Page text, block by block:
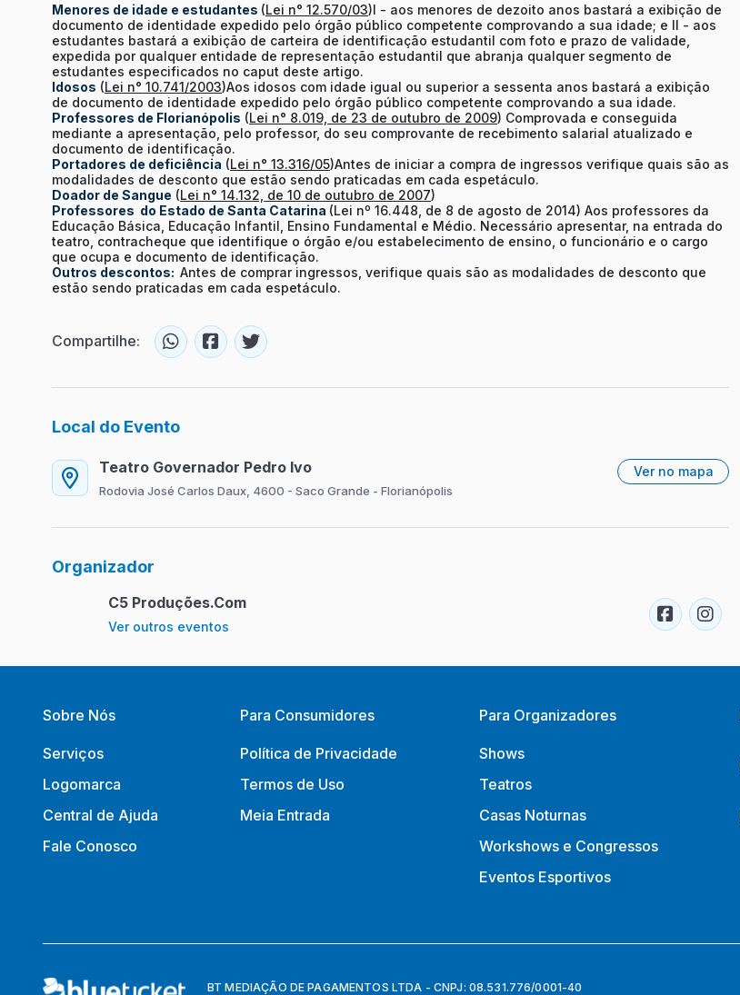
Menores de idade e estudantes (Lei n° 12.570/03)I - aos menores de dezoito anos bastará a exibição de
documento de identidade expedido pelo órgão público competente comprovando a sua idade; e II - aos
estudantes bastará a exibição de carteira de identificação estudantil com foto e prazo de validade,
expedida por qualquer entidade de representação estudantil que abranja qualquer segmento de
estudantes especificados no caput deste artigo.
Idosos (Lei n° 10.741/2003)Aos idosos com idade igual ou superior a sessenta anos bastará a exibição
de documento de identidade expedido pelo órgão público competente comprovando a sua idade.
Professores de Florianópolis (Lei n° 8.019, de 23 de outubro de 2009) Comprovada e conseguida
mediante a apresentação, pelo professor, do seu comprovante de recebimento salarial atualizado e
documento de identificação.
Portadores de deficiência (Lei n° 13.316/05)Antes de iniciar a compra de ingressos verifique quais são as
modalidades de desconto que estão sendo praticadas em cada espetáculo.
Doador de Sangue (Lei n° 14.132, de 10 de outubro de 2007)
Professores do Estado de Santa Catarina (Lei nº 16.448, de 8 de agosto de 2014) Aos professores da
Educação Básica, Educação Infantil, Ensino Fundamental e Médio. Necessário apresentar, na entrada do
teatro, contracheque que identifique o órgão e/ou estabelecimento de ensino, o funcionário e o cargo
que ocupa e documento de identificação.
Outros descontos: Antes de comprar ingressos, verifique quais são as modalidades de desconto que
estão sendo praticadas em cada espetáculo.
Compartilhe:
Local do Evento
Teatro Governador Pedro Ivo
Rodovia José Carlos Daux, 4600 - Saco Grande - Florianópolis
Ver no mapa
Organizador
C5 Produções.Com
Ver outros eventos
Sobre Nós
Serviços
Logomarca
Central de Ajuda
Fale Conosco
Para Consumidores
Política de Privacidade
Termos de Uso
Meia Entrada
Para Organizadores
Shows
Teatros
Casas Noturnas
Workshows e Congressos
Eventos Esportivos
BT MEDIAÇÃO DE PAGAMENTOS LTDA - CNPJ: 08.531.776/0001-40